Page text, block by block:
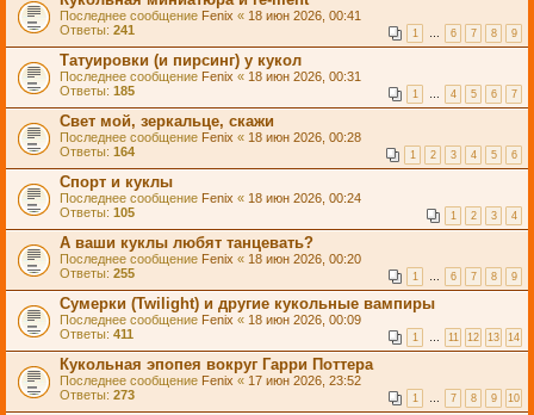
Последнее сообщение Fenix « 18 июн 2026, 00:41
Ответы: 241 1 … 6 7 8 9
Татуировки (и пирсинг) у кукол
Последнее сообщение Fenix « 18 июн 2026, 00:31
Ответы: 185 1 … 4 5 6 7
Свет мой, зеркальце, скажи
Последнее сообщение Fenix « 18 июн 2026, 00:28
Ответы: 164 1 2 3 4 5 6
Спорт и куклы
Последнее сообщение Fenix « 18 июн 2026, 00:24
Ответы: 105 1 2 3 4
А ваши куклы любят танцевать?
Последнее сообщение Fenix « 18 июн 2026, 00:20
Ответы: 255 1 … 6 7 8 9
Сумерки (Twilight) и другие кукольные вампиры
Последнее сообщение Fenix « 18 июн 2026, 00:09
Ответы: 411 1 … 11 12 13 14
Кукольная эпопея вокруг Гарри Поттера
Последнее сообщение Fenix « 17 июн 2026, 23:52
Ответы: 273 1 … 7 8 9 10